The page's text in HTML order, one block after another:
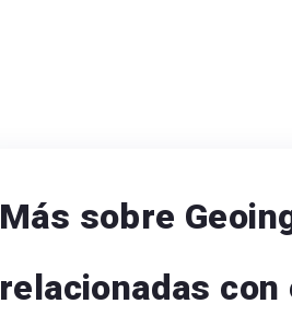
Más sobre
relacionadas